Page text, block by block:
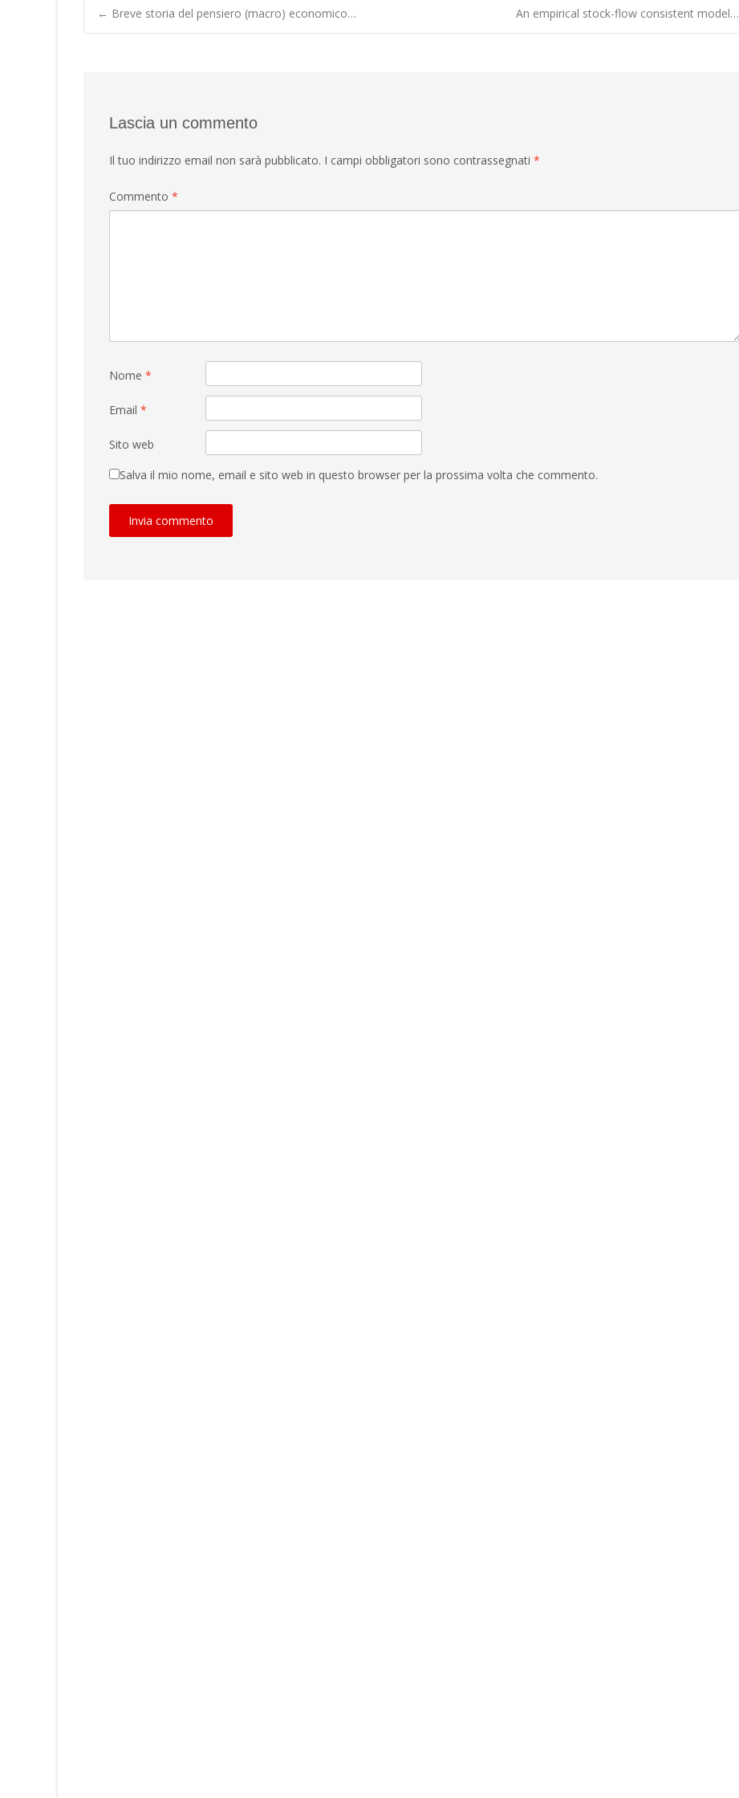
Post
← Breve storia del pensiero (macro) economico… An empirical stock-flow consistent model…
Lascia un commento
Il tuo indirizzo email non sarà pubblicato. I campi obbligatori sono contrassegnati *
Commento *
Nome *
Email *
Sito web
Salva il mio nome, email e sito web in questo browser per la prossima volta che commento.